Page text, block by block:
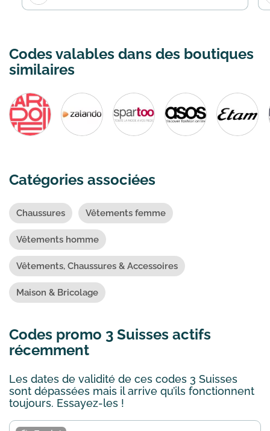
Codes valables dans des boutiques
similaires
Catégories associées
Chaussures Vêtements femme
Vêtements homme
Vêtements, Chaussures & Accessoires
Maison & Bricolage
Codes promo 3 Suisses actifs
récemment
Les dates de validité de ces codes 3 Suisses
sont dépassées mais il arrive qu’ils fonctionnent
toujours. Essayez-les !